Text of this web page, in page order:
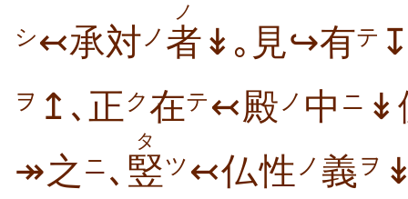
シ↢承対 ノ 者
ノ
↡｡見↪有テ
ヲ ↥､正ク在テ ↢殿 ノ 中 ニ ↡
↠之 ニ ､ 竪
タ
ツ ↢仏性 ノ 義 ヲ